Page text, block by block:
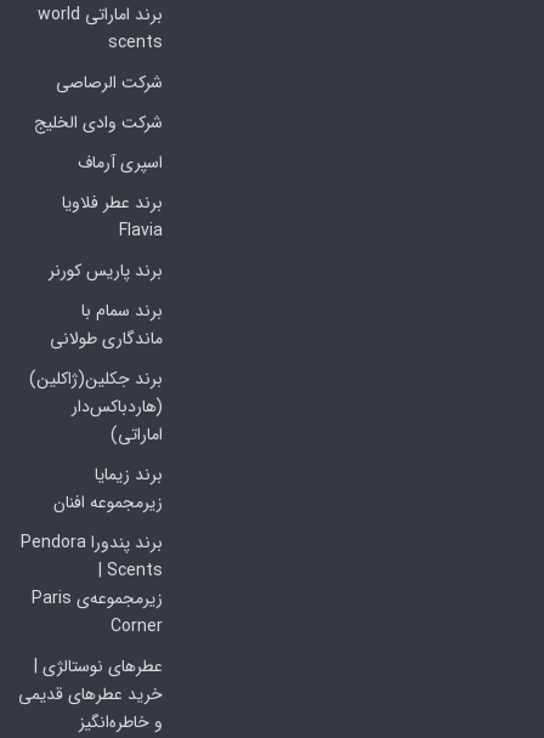
برند اماراتی world
scents
شرکت الرصاصی
شرکت وادی الخلیج
اسپری آرماف
برند عطر فلاویا
Flavia
برند پاریس کورنر
برند سمام با
ماندگاری طولانی
برند جکلین(ژاکلین)
(هاردباکس‌دار
اماراتی)
برند زیمایا
زیرمجموعه افنان
برند پندورا Pendora
Scents |
زیرمجموعه‌ی Paris
Corner
عطرهای نوستالژی |
خرید عطرهای قدیمی
و خاطره‌انگیز